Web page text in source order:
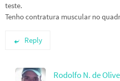
teste.
Tenho contratura muscular no
Reply
Rodolfo N. de